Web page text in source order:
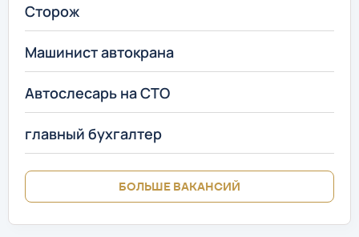
Сторож
Машинист автокрана
Автослесарь на СТО
главный бухгалтер
БОЛЬШЕ ВАКАНСИЙ